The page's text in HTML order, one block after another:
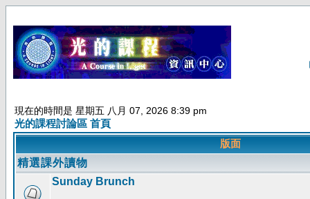
現在的時間是 星期五 八月 07, 2026 8:39 pm
光的課程討論區 首頁
版面
精選課外讀物
Sunday Brunch